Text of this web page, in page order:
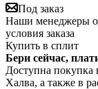
Под заказ
Наши менеджеры
условия заказа
Купить в сплит
Бери сейчас,
Доступна покупка
Халва, а также в